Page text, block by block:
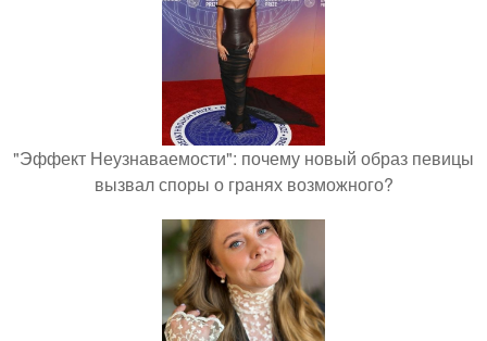
"Эффект Неузнаваемости": почему новый образ певицы
вызвал споры о гранях возможного?